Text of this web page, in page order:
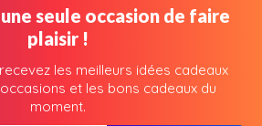
seule occasion de faire
plaisir !
les meilleurs idées cadeaux
et les bons cadeaux du
moment.